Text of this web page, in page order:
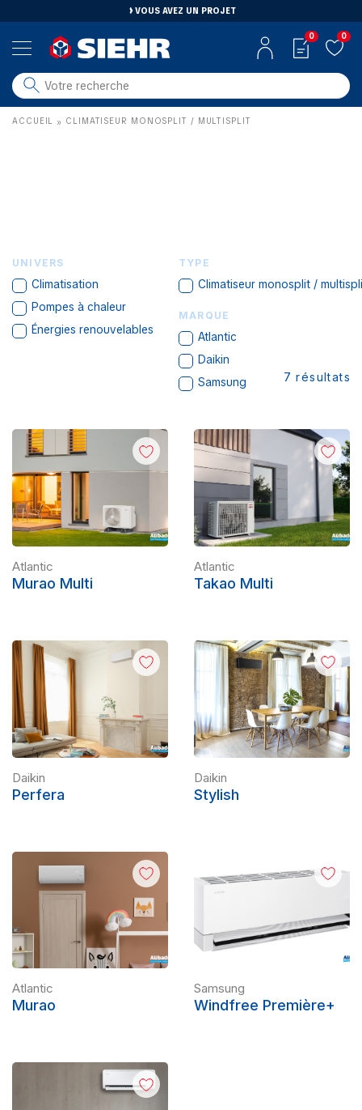
VOUS AVEZ UN PROJET
salle de bain
carrelage
0 0
ACCUEIL » CLIMATISEUR MONOSPLIT / MULTISPLIT
UNIVERS
Climatisation
Pompes à chaleur
Énergies renouvelables
TYPE
Climatiseur monosplit /
MARQUE
Atlantic
Daikin
Samsung
7 résultats
Atlantic
Murao Multi
Atlantic
Takao Multi
Daikin
Perfera
Daikin
Stylish
Atlantic
Murao
Samsung
Windfree Première+